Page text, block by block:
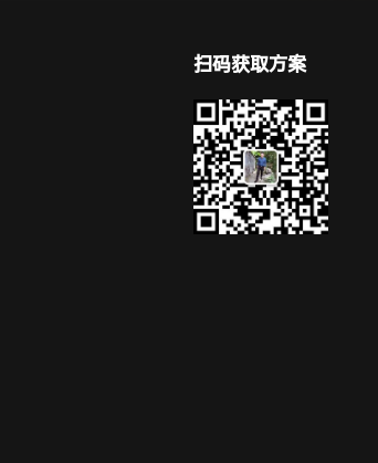
扫码获取方案